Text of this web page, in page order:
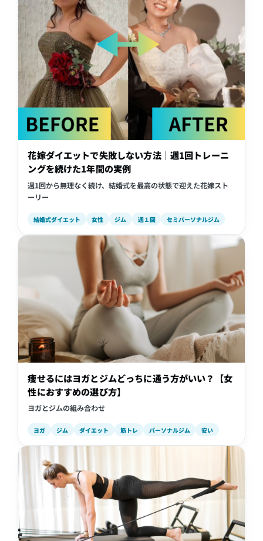
花嫁ダイエットで失敗しない方法｜週1回トレーニ
ングを続けた1年間の実例
週1回から無理なく続け、結婚式を最高の状態で迎えた花嫁スト
ーリー
結婚式ダイエット 女性 ジム 週１回 セミパーソナルジム
痩せるにはヨガとジムどっちに通う方がいい？【女
性におすすめの選び方】
ヨガとジムの組み合わせ
ヨガ ジム ダイエット 筋トレ パーソナルジム 安い